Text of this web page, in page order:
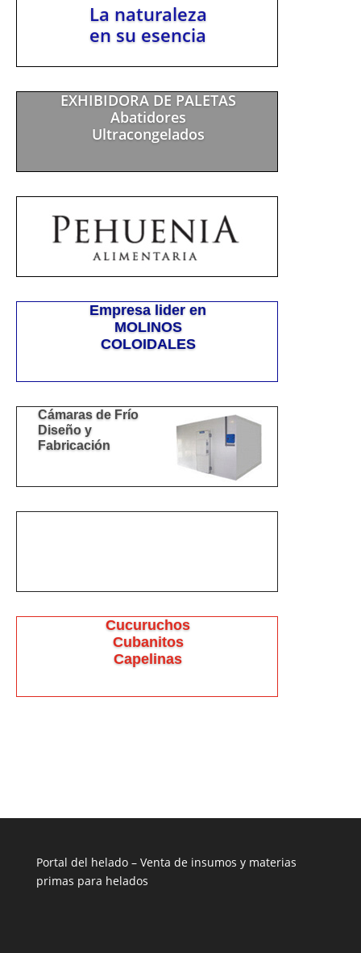
La naturaleza
en su esencia
EXHIBIDORA DE PALETAS
Abatidores
Ultracongelados
Empresa lider en
MOLINOS
COLOIDALES
Cámaras de Frío
Diseño y
Fabricación
Cucuruchos
Cubanitos
Capelinas
Portal del helado – Venta de insumos y materias
primas para helados